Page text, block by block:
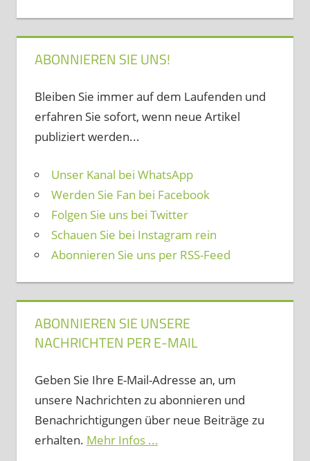
ABONNIEREN SIE UNS!
Bleiben Sie immer auf dem Laufenden und
erfahren Sie sofort, wenn neue Artikel
publiziert werden...
Unser Kanal bei WhatsApp
Werden Sie Fan bei Facebook
Folgen Sie uns bei Twitter
Schauen Sie bei Instagram rein
Abonnieren Sie uns per RSS-Feed
ABONNIEREN SIE UNSERE
NACHRICHTEN PER E-MAIL
Geben Sie Ihre E-Mail-Adresse an, um
unsere Nachrichten zu abonnieren und
Benachrichtigungen über neue Beiträge zu
erhalten. Mehr Infos ...